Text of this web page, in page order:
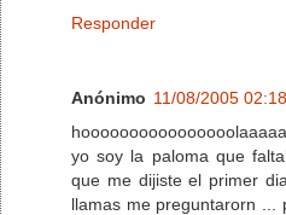
Responder
Anónimo 11/08/2005
yo soy la paloma que
que me dijiste el primer
llamas me preguntarorn ...